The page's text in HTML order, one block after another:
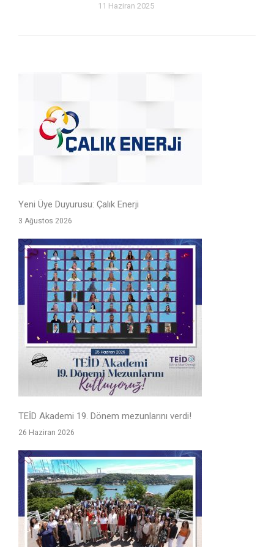
11 Haziran 2025
Yeni Üye Duyurusu: Çalık Enerji
3 Ağustos 2026
TEİD Akademi 19. Dönem mezunlarını verdi!
26 Haziran 2026